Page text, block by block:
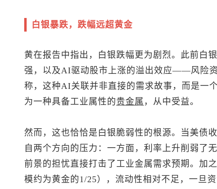
白银暴跌，跌幅远超黄金
黄在报告中指出，白银跌幅更为剧烈。此前白
强，以及AI驱动股市上涨的溢出效应——风险
称，这种AI关联并非直接的需求故事，而是一
为一种具备工业属性的贵金属 ，从中受益。
然而，这也恰恰是白银脆弱性的根源。当美债
自两个方向的压力：一方面，利率上升削弱了
前景的担忧直接打击了工业金属需求预期。加
模约为黄金的1/25），流动性相对不足，一旦